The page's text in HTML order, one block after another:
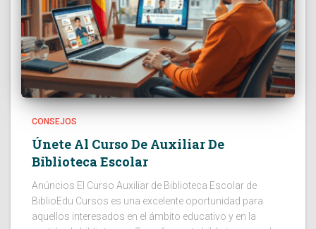
CONSEJOS
Únete Al Curso De Auxiliar De
Biblioteca Escolar
Anúncios El Curso Auxiliar de Biblioteca Escolar de
BiblioEdu Cursos es una excelente oportunidad para
aquellos interesados en el ámbito educativo y en la